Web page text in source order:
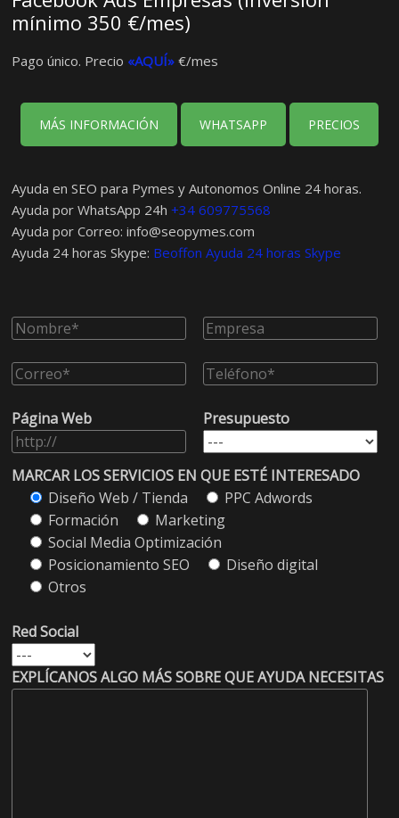
mínimo 350 €/mes)
Pago único. Precio «AQUÍ» €/mes
MÁS INFORMACIÓN WHATSAPP PRECIOS
Ayuda en SEO para Pymes y Autonomos Online 24 horas.
Ayuda por WhatsApp 24h+34 609775568
Ayuda por Correo:info@seopymes.com
Ayuda 24 horas Skype: Beoffon Ayuda 24 horas Skype
Página Web Presupuesto
MARCAR LOS SERVICIOS EN QUE ESTÉ INTERESADO
Diseño Web / Tienda
PPC Adwords
Formación
Marketing
Social Media Optimización
Posicionamiento SEO
Diseño digital
Otros
Red Social
EXPLÍCANOS ALGO MÁS SOBRE QUE AYUDA NECESITAS